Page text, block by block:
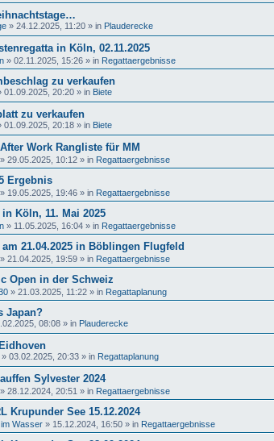
» 24.12.2025, 11:20 » in Plauderecke
in Köln, 02.11.2025
» 02.11.2025, 15:26 » in Regattaergebnisse
zu verkaufen
01.09.2025, 20:20 » in Biete
zu verkaufen
01.09.2025, 20:18 » in Biete
Work Rangliste für MM
» 29.05.2025, 10:12 » in Regattaergebnisse
Ergebnis
» 19.05.2025, 19:46 » in Regattaergebnisse
in Köln, 11. Mai 2025
» 11.05.2025, 16:04 » in Regattaergebnisse
am 21.04.2025 in Böblingen Flugfeld
» 21.04.2025, 19:59 » in Regattaergebnisse
Open in der Schweiz
» 21.03.2025, 11:22 » in Regattaplanung
Japan?
08:08 » in Plauderecke
» 03.02.2025, 20:33 » in Regattaplanung
Sylvester 2024
» 28.12.2024, 20:51 » in Regattaergebnisse
Krupunder See 15.12.2024
Wasser » 15.12.2024, 16:50 » in Regattaergebnisse